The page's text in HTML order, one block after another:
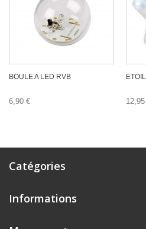
BOULE A LED RVB
6,90 €
Catégories
Informations